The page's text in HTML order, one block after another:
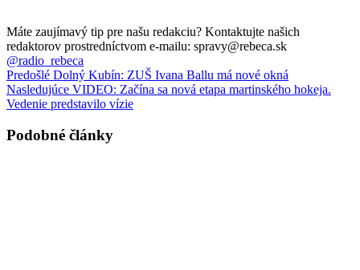
Máte zaujímavý tip pre našu redakciu? Kontaktujte našich
redaktorov prostredníctvom e-mailu: spravy@rebeca.sk
@radio_rebeca
Predošlé Dolný Kubín: ZUŠ Ivana Ballu má nové okná
Nasledujúce VIDEO: Začína sa nová etapa martinského hokeja.
Vedenie predstavilo vízie
Podobné články